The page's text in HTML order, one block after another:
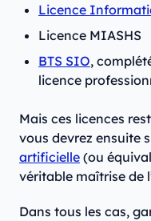
Licence
Licence MIASHS
BTS SIO,
licence
Mais ces licences
vous devrez ensuite
artificielle (ou
véritable maîtrise de
Dans tous les cas,